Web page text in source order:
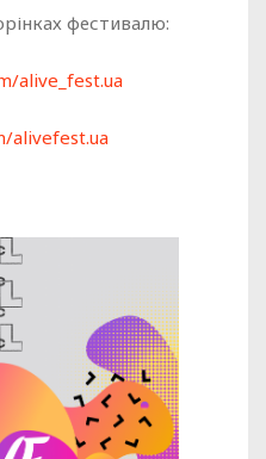
фестивалю:
alive_fest.ua
alivefest.ua